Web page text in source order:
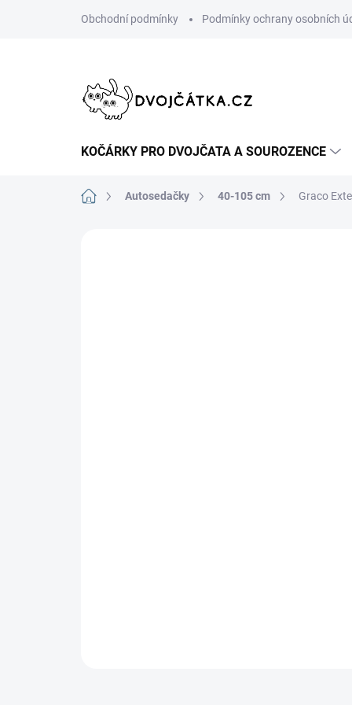
Obchodní podmínky Podmínky ochrany osobních
KOČÁRKY PRO DVOJČATA A SOUROZENCE
Domů Autosedačky 40-105 cm Graco